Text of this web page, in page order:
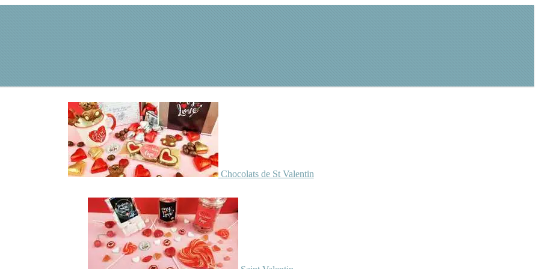
Chocolats de St Valentin